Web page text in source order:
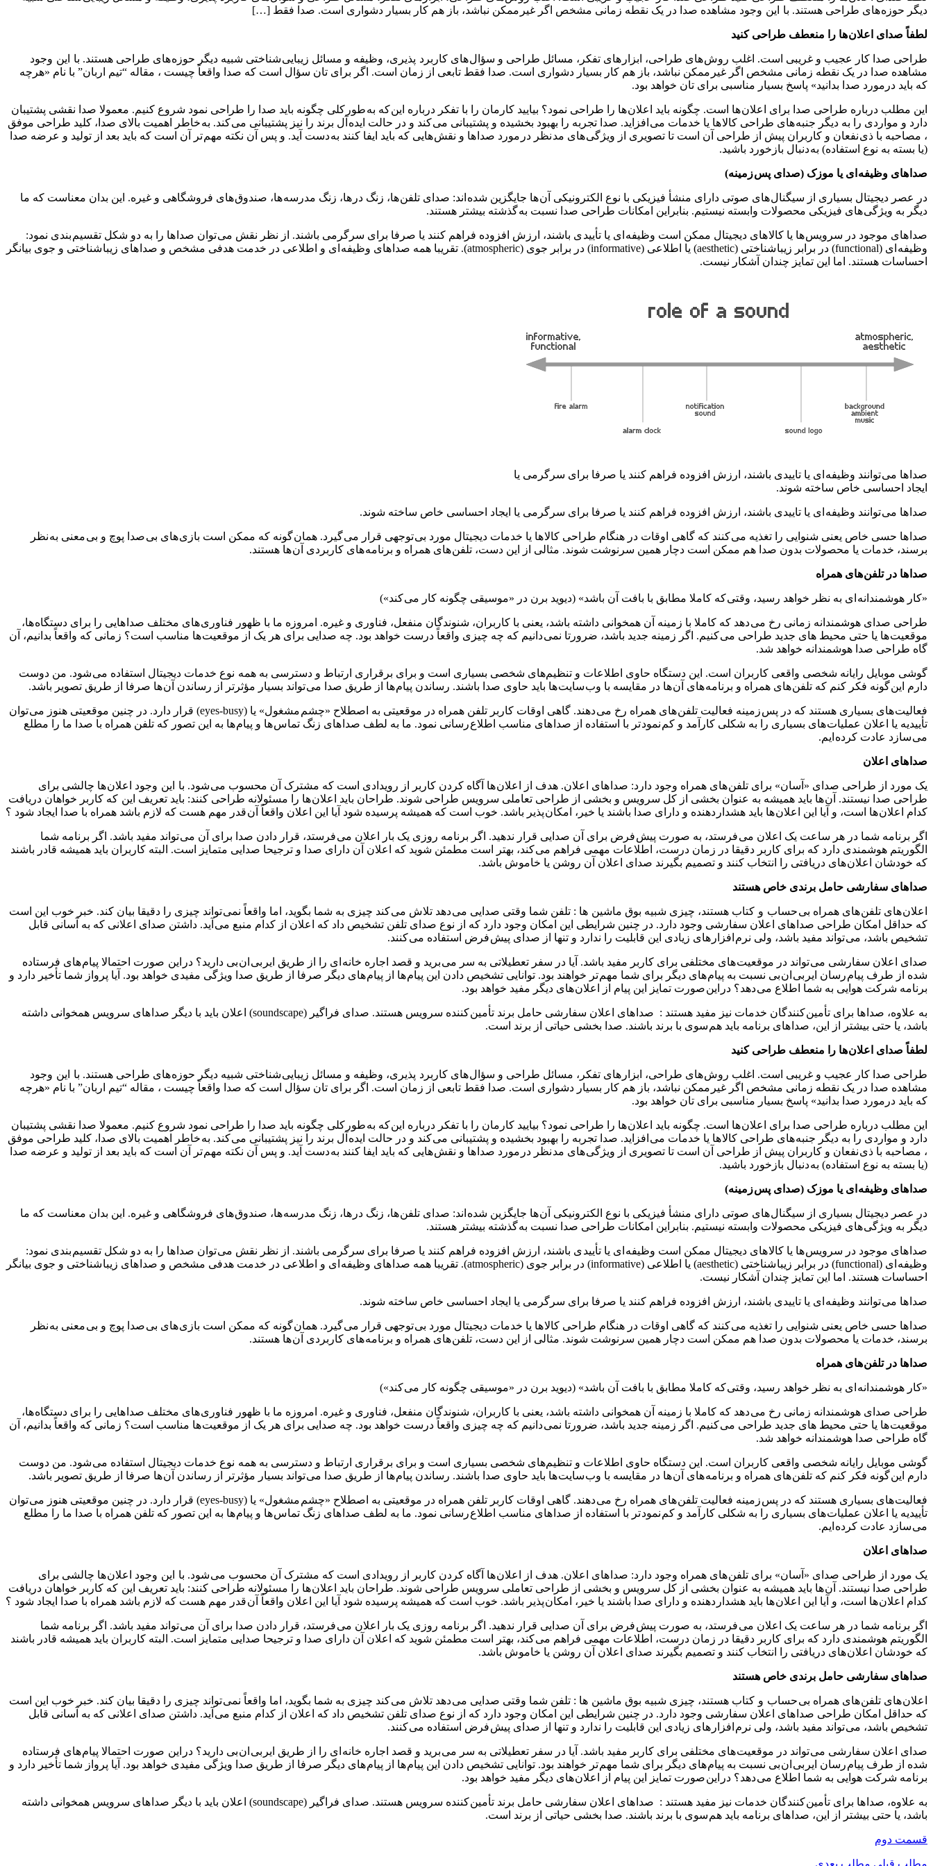
دیگر حوزه های طراحی هستند. با این وجود مشاهده صدا در یک نقطه زمانی مشخص اگر غیر ممکن نباشد، باز هم کار بسیار دشواری است. صدا فقط […]
لطفاً صدای اعلان ها را منعطف طراحی کنید
طراحی صدا کار عجیب و غریبی است. اغلب روش های طراحی، ابزار های تفکر، مسائل طراحی و سؤال های کاربرد پذیری، وظیفه و مسائل زیبایی شناختی شبیه دیگر حوزه های طراحی هستند. با این وجود
مشاهده صدا در یک نقطه زمانی مشخص اگر غیر ممکن نباشد، باز هم کار بسیار دشواری است. صدا فقط تابعی از زمان است. اگر برای تان سؤال است که صدا واقعاً چیست ، مقاله “تیم اربان” با نام «هرچه
که باید درمورد صدا بدانید» پاسخ بسیار مناسبی برای تان خواهد بود.
این مطلب درباره طراحی صدا برای اعلان ها است. چگونه باید اعلان ها را طراحی نمود؟ بیایید کارمان را با تفکر درباره این که به طور کلی چگونه باید صدا را طراحی نمود شروع کنیم. معمولا صدا نقشی پشتیبان
دارد و مواردی را به دیگر جنبه های طراحی کالا ها یا خدمات می افزاید. صدا تجربه را بهبود بخشیده و پشتیبانی می کند و در حالت ایده آل برند را نیز پشتیبانی می کند. به خاطر اهمیت بالای صدا، کلید طراحی موفق
، مصاحبه با ذی نفعان و کاربران پیش از طراحی آن است تا تصویری از ویژگی های مد نظر در مورد صدا ها و نقش هایی که باید ایفا کنند به دست آید. و پس آن نکته مهم تر آن است که باید بعد از تولید و عرضه صدا
(یا بسته به نوع استفاده) به دنبال بازخورد باشید.
صدا های وظیفه ای یا موزک (صدای پس زمینه)
در عصر دیجیتال بسیاری از سیگنال های صوتی دارای منشأ فیزیکی با نوع الکترونیکی آن ها جایگزین شده اند: صدای تلفن ها، زنگ در ها، زنگ مدرسه ها، صندوق های فروشگاهی و غیره. این بدان معناست که ما
دیگر به ویژگی های فیزیکی محصولات وابسته نیستیم. بنابراین امکانات طراحی صدا نسبت به گذشته بیشتر هستند.
صدا های موجود در سرویس ها یا کالا های دیجیتال ممکن است وظیفه ای یا تأیید ی باشند، ارزش افزوده فراهم کنند یا صرفا برای سرگرمی باشند. از نظر نقش می توان صدا ها را به دو شکل تقسیم بندی نمود:
وظیفه ای (functional) در برابر زیبا شناختی (aesthetic) یا اطلاعی (informative) در برابر جوی (atmospheric). تقریبا همه صدا های وظیفه ای و اطلاعی در خدمت هدفی مشخص و صدا های زیبا شناختی و جوی بیانگر
احساسات هستند. اما این تمایز چندان آشکار نیست.
صدا ها می توانند وظیفه ای یا تاییدی باشند، ارزش افزوده فراهم کنند یا صرفا برای سرگرمی یا
ایجاد احساسی خاص ساخته شوند.
صدا ها می توانند وظیفه ای یا تاییدی باشند، ارزش افزوده فراهم کنند یا صرفا برای سرگرمی یا ایجاد احساسی خاص ساخته شوند.
صدا ها حسی خاص یعنی شنوایی را تغذیه می کنند که گاهی اوقات در هنگام طراحی کالا ها یا خدمات دیجیتال مورد بی توجهی قرار می گیرد. همان گونه که ممکن است بازی های بی صدا پوچ و بی معنی به نظر
برسند، خدمات یا محصولات بدون صدا هم ممکن است دچار همین سرنوشت شوند. مثالی از این دست، تلفن های همراه و برنامه های کاربردی آن ها هستند.
صدا ها در تلفن های همراه
«کار هوشمندانه ای به نظر خواهد رسید، وقتی که کاملا مطابق با بافت آن باشد» (دیوید برن در «موسیقی چگونه کار می کند»)
طراحی صدای هوشمندانه زمانی رخ می دهد که کاملا با زمینه آن همخوانی داشته باشد، یعنی با کاربران، شنوندگان منفعل، فناوری و غیره. امروزه ما با ظهور فناوری های مختلف صدا هایی را برای دستگاه ها،
موقعیت ها یا حتی محیط های جدید طراحی می کنیم. اگر زمینه جدید باشد، ضرورتا نمی دانیم که چه چیزی واقعاً درست خواهد بود. چه صدایی برای هر یک از موقعیت ها مناسب است؟ زمانی که واقعاً بدانیم، آن
گاه طراحی صدا هوشمندانه خواهد شد.
گوشی موبایل رایانه شخصی واقعی کاربران است. این دستگاه حاوی اطلاعات و تنظیم‌های شخصی بسیاری است و برای برقراری ارتباط و دسترسی به همه نوع خدمات دیجیتال استفاده می شود. من دوست
دارم این گونه فکر کنم که تلفن های همراه و برنامه های آن ها در مقایسه با وب سایت ها باید حاوی صدا باشند. رساندن پیام ها از طریق صدا می تواند بسیار مؤثرتر از رساندن آن ها صرفا از طریق تصویر باشد.
فعالیت های بسیاری هستند که در پس زمینه فعالیت تلفن های همراه رخ می دهند. گاهی اوقات کاربر تلفن همراه در موقعیتی به اصطلاح «چشم مشغول» یا (eyes-busy) قرار دارد. در چنین موقعیتی هنوز می توان
تأییدیه یا اعلان عملیات های بسیاری را به شکلی کارآمد و کم نمود تر با استفاده از صدا های مناسب اطلاع رسانی نمود. ما به لطف صدا های زنگ تماس ها و پیام ها به این تصور که تلفن همراه با صدا ما را مطلع
می سازد عادت کرده ایم.
صدا های اعلان
یک مورد از طراحی صدای «آسان» برای تلفن های همراه وجود دارد: صدا های اعلان. هدف از اعلان ها آگاه کردن کاربر از رویدادی است که مشترک آن محسوب می شود. با این وجود اعلان ها چالشی برای
طراحی صدا نیستند. آن ها باید همیشه به عنوان بخشی از کل سرویس و بخشی از طراحی تعاملی سرویس طراحی شوند. طراحان باید اعلان ها را مسئولانه طراحی کنند: باید تعریف این که کاربر خواهان دریافت
کدام اعلان ها است، و آیا این اعلان ها باید هشدار دهنده و دارای صدا باشند یا خیر، امکان پذیر باشد. خوب است که همیشه پرسیده شود آیا این اعلان واقعاً آن قدر مهم هست که لازم باشد همراه با صدا ایجاد شود ؟
اگر برنامه شما در هر ساعت یک اعلان می فرستد، به صورت پیش فرض برای آن صدایی قرار ندهید. اگر برنامه روزی یک بار اعلان می فرستد، قرار دادن صدا برای آن می تواند مفید باشد. اگر برنامه شما
الگوریتم هوشمندی دارد که برای کاربر دقیقا در زمان درست، اطلاعات مهمی فراهم می کند، بهتر است مطمئن شوید که اعلان آن دارای صدا و ترجیحا صدایی متمایز است. البته کاربران باید همیشه قادر باشند
که خودشان اعلان های دریافتی را انتخاب کنند و تصمیم بگیرند صدای اعلان آن روشن یا خاموش باشد.
صدا های سفارشی حامل برندی خاص هستند
اعلان های تلفن های همراه بی حساب و کتاب هستند، چیزی شبیه بوق ماشین ها : تلفن شما وقتی صدایی می دهد تلاش می کند چیزی به شما بگوید، اما واقعاً نمی تواند چیزی را دقیقا بیان کند. خبر خوب این است
که حداقل امکان طراحی صدا های اعلان سفارشی وجود دارد. در چنین شرایطی این امکان وجود دارد که از نوع صدای تلفن تشخیص داد که اعلان از کدام منبع می آید. داشتن صدای اعلانی که به آسانی قابل
تشخیص باشد، می تواند مفید باشد، ولی نرم افزار های زیادی این قابلیت را ندارد و تنها از صدای پیش فرض استفاده می کنند.
صدای اعلان سفارشی می تواند در موقعیت های مختلفی برای کاربر مفید باشد. آیا در سفر تعطیلاتی به سر می برید و قصد اجاره خانه ای را از طریق ایر بی ان بی دارید؟ در این صورت احتمالا پیام های فرستاده
شده از طرف پیام رسان ایر بی ان بی نسبت به پیام های دیگر برای شما مهم تر خواهند بود. توانایی تشخیص دادن این پیام ها از پیام های دیگر صرفا از طریق صدا ویژگی مفیدی خواهد بود. آیا پرواز شما تأخیر دارد و
برنامه شرکت هوایی به شما اطلاع می دهد؟ در این صورت تمایز این پیام از اعلان های دیگر مفید خواهد بود.
به علاوه، صدا ها برای تأمین کنندگان خدمات نیز مفید هستند : صدا های اعلان سفارشی حامل برند تأمین کننده سرویس هستند. صدای فراگیر (soundscape) اعلان باید با دیگر صدا های سرویس همخوانی داشته
باشد، یا حتی بیشتر از این، صدا های برنامه باید هم سوی با برند باشند. صدا بخشی حیاتی از برند است.
لطفاً صدای اعلان ها را منعطف طراحی کنید
طراحی صدا کار عجیب و غریبی است. اغلب روش های طراحی، ابزار های تفکر، مسائل طراحی و سؤال های کاربرد پذیری، وظیفه و مسائل زیبایی شناختی شبیه دیگر حوزه های طراحی هستند. با این وجود
مشاهده صدا در یک نقطه زمانی مشخص اگر غیر ممکن نباشد، باز هم کار بسیار دشواری است. صدا فقط تابعی از زمان است. اگر برای تان سؤال است که صدا واقعاً چیست ، مقاله “تیم اربان” با نام «هرچه
که باید درمورد صدا بدانید» پاسخ بسیار مناسبی برای تان خواهد بود.
این مطلب درباره طراحی صدا برای اعلان ها است. چگونه باید اعلان ها را طراحی نمود؟ بیایید کارمان را با تفکر درباره این که به طور کلی چگونه باید صدا را طراحی نمود شروع کنیم. معمولا صدا نقشی پشتیبان
دارد و مواردی را به دیگر جنبه های طراحی کالا ها یا خدمات می افزاید. صدا تجربه را بهبود بخشیده و پشتیبانی می کند و در حالت ایده آل برند را نیز پشتیبانی می کند. به خاطر اهمیت بالای صدا، کلید طراحی موفق
، مصاحبه با ذی نفعان و کاربران پیش از طراحی آن است تا تصویری از ویژگی های مد نظر در مورد صدا ها و نقش هایی که باید ایفا کنند به دست آید. و پس آن نکته مهم تر آن است که باید بعد از تولید و عرضه صدا
(یا بسته به نوع استفاده) به دنبال بازخورد باشید.
صدا های وظیفه ای یا موزک (صدای پس زمینه)
در عصر دیجیتال بسیاری از سیگنال های صوتی دارای منشأ فیزیکی با نوع الکترونیکی آن ها جایگزین شده اند: صدای تلفن ها، زنگ در ها، زنگ مدرسه ها، صندوق های فروشگاهی و غیره. این بدان معناست که ما
دیگر به ویژگی های فیزیکی محصولات وابسته نیستیم. بنابراین امکانات طراحی صدا نسبت به گذشته بیشتر هستند.
صدا های موجود در سرویس ها یا کالا های دیجیتال ممکن است وظیفه ای یا تأیید ی باشند، ارزش افزوده فراهم کنند یا صرفا برای سرگرمی باشند. از نظر نقش می توان صدا ها را به دو شکل تقسیم بندی نمود:
وظیفه ای (functional) در برابر زیبا شناختی (aesthetic) یا اطلاعی (informative) در برابر جوی (atmospheric). تقریبا همه صدا های وظیفه ای و اطلاعی در خدمت هدفی مشخص و صدا های زیبا شناختی و جوی بیانگر
احساسات هستند. اما این تمایز چندان آشکار نیست.
صدا ها می توانند وظیفه ای یا تاییدی باشند، ارزش افزوده فراهم کنند یا صرفا برای سرگرمی یا ایجاد احساسی خاص ساخته شوند.
صدا ها حسی خاص یعنی شنوایی را تغذیه می کنند که گاهی اوقات در هنگام طراحی کالا ها یا خدمات دیجیتال مورد بی توجهی قرار می گیرد. همان گونه که ممکن است بازی های بی صدا پوچ و بی معنی به نظر
برسند، خدمات یا محصولات بدون صدا هم ممکن است دچار همین سرنوشت شوند. مثالی از این دست، تلفن های همراه و برنامه های کاربردی آن ها هستند.
صدا ها در تلفن های همراه
«کار هوشمندانه ای به نظر خواهد رسید، وقتی که کاملا مطابق با بافت آن باشد» (دیوید برن در «موسیقی چگونه کار می کند»)
طراحی صدای هوشمندانه زمانی رخ می دهد که کاملا با زمینه آن همخوانی داشته باشد، یعنی با کاربران، شنوندگان منفعل، فناوری و غیره. امروزه ما با ظهور فناوری های مختلف صدا هایی را برای دستگاه ها،
موقعیت ها یا حتی محیط های جدید طراحی می کنیم. اگر زمینه جدید باشد، ضرورتا نمی دانیم که چه چیزی واقعاً درست خواهد بود. چه صدایی برای هر یک از موقعیت ها مناسب است؟ زمانی که واقعاً بدانیم، آن
گاه طراحی صدا هوشمندانه خواهد شد.
گوشی موبایل رایانه شخصی واقعی کاربران است. این دستگاه حاوی اطلاعات و تنظیم‌های شخصی بسیاری است و برای برقراری ارتباط و دسترسی به همه نوع خدمات دیجیتال استفاده می شود. من دوست
دارم این گونه فکر کنم که تلفن های همراه و برنامه های آن ها در مقایسه با وب سایت ها باید حاوی صدا باشند. رساندن پیام ها از طریق صدا می تواند بسیار مؤثرتر از رساندن آن ها صرفا از طریق تصویر باشد.
فعالیت های بسیاری هستند که در پس زمینه فعالیت تلفن های همراه رخ می دهند. گاهی اوقات کاربر تلفن همراه در موقعیتی به اصطلاح «چشم مشغول» یا (eyes-busy) قرار دارد. در چنین موقعیتی هنوز می توان
تأییدیه یا اعلان عملیات های بسیاری را به شکلی کارآمد و کم نمود تر با استفاده از صدا های مناسب اطلاع رسانی نمود. ما به لطف صدا های زنگ تماس ها و پیام ها به این تصور که تلفن همراه با صدا ما را مطلع
می سازد عادت کرده ایم.
صدا های اعلان
یک مورد از طراحی صدای «آسان» برای تلفن های همراه وجود دارد: صدا های اعلان. هدف از اعلان ها آگاه کردن کاربر از رویدادی است که مشترک آن محسوب می شود. با این وجود اعلان ها چالشی برای
طراحی صدا نیستند. آن ها باید همیشه به عنوان بخشی از کل سرویس و بخشی از طراحی تعاملی سرویس طراحی شوند. طراحان باید اعلان ها را مسئولانه طراحی کنند: باید تعریف این که کاربر خواهان دریافت
کدام اعلان ها است، و آیا این اعلان ها باید هشدار دهنده و دارای صدا باشند یا خیر، امکان پذیر باشد. خوب است که همیشه پرسیده شود آیا این اعلان واقعاً آن قدر مهم هست که لازم باشد همراه با صدا ایجاد شود ؟
اگر برنامه شما در هر ساعت یک اعلان می فرستد، به صورت پیش فرض برای آن صدایی قرار ندهید. اگر برنامه روزی یک بار اعلان می فرستد، قرار دادن صدا برای آن می تواند مفید باشد. اگر برنامه شما
الگوریتم هوشمندی دارد که برای کاربر دقیقا در زمان درست، اطلاعات مهمی فراهم می کند، بهتر است مطمئن شوید که اعلان آن دارای صدا و ترجیحا صدایی متمایز است. البته کاربران باید همیشه قادر باشند
که خودشان اعلان های دریافتی را انتخاب کنند و تصمیم بگیرند صدای اعلان آن روشن یا خاموش باشد.
صدا های سفارشی حامل برندی خاص هستند
اعلان های تلفن های همراه بی حساب و کتاب هستند، چیزی شبیه بوق ماشین ها : تلفن شما وقتی صدایی می دهد تلاش می کند چیزی به شما بگوید، اما واقعاً نمی تواند چیزی را دقیقا بیان کند. خبر خوب این است
که حداقل امکان طراحی صدا های اعلان سفارشی وجود دارد. در چنین شرایطی این امکان وجود دارد که از نوع صدای تلفن تشخیص داد که اعلان از کدام منبع می آید. داشتن صدای اعلانی که به آسانی قابل
تشخیص باشد، می تواند مفید باشد، ولی نرم افزار های زیادی این قابلیت را ندارد و تنها از صدای پیش فرض استفاده می کنند.
صدای اعلان سفارشی می تواند در موقعیت های مختلفی برای کاربر مفید باشد. آیا در سفر تعطیلاتی به سر می برید و قصد اجاره خانه ای را از طریق ایر بی ان بی دارید؟ در این صورت احتمالا پیام های فرستاده
شده از طرف پیام رسان ایر بی ان بی نسبت به پیام های دیگر برای شما مهم تر خواهند بود. توانایی تشخیص دادن این پیام ها از پیام های دیگر صرفا از طریق صدا ویژگی مفیدی خواهد بود. آیا پرواز شما تأخیر دارد و
برنامه شرکت هوایی به شما اطلاع می دهد؟ در این صورت تمایز این پیام از اعلان های دیگر مفید خواهد بود.
به علاوه، صدا ها برای تأمین کنندگان خدمات نیز مفید هستند : صدا های اعلان سفارشی حامل برند تأمین کننده سرویس هستند. صدای فراگیر (soundscape) اعلان باید با دیگر صدا های سرویس همخوانی داشته
باشد، یا حتی بیشتر از این، صدا های برنامه باید هم سوی با برند باشند. صدا بخشی حیاتی از برند است.
قسمت دوم
مطلب قبلی مطلب بعدی